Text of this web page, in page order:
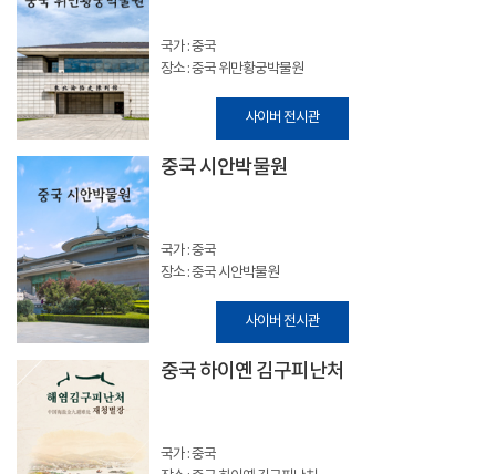
국가 : 중국
장소 : 중국 위만황궁박물원
사이버 전시관
중국 시안박물원
국가 : 중국
장소 : 중국 시안박물원
사이버 전시관
중국 하이옌 김구피난처
국가 : 중국